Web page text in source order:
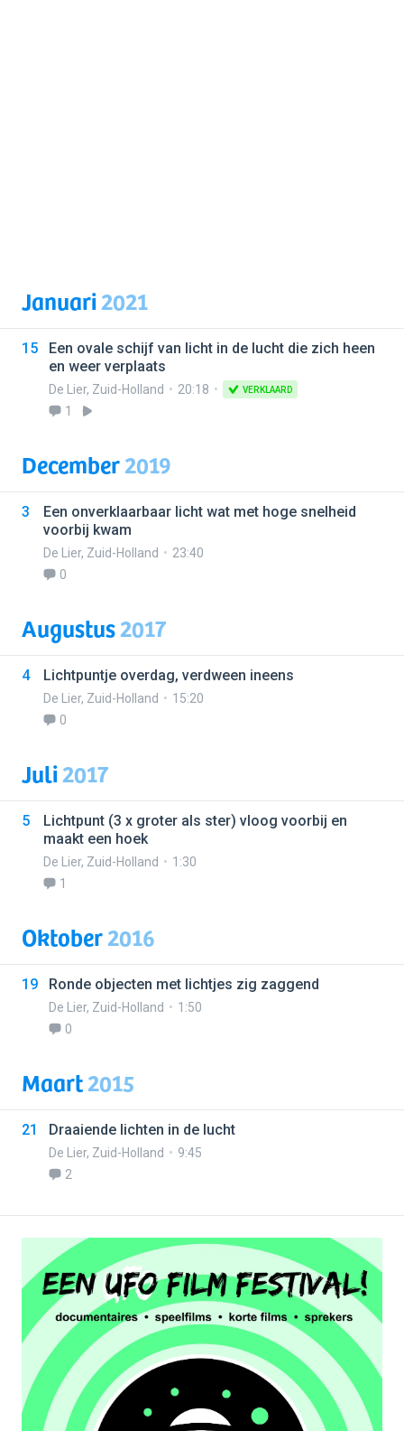
Januari2021
15
Een ovale schijf van licht in de lucht die zich heen
en weer verplaats
De Lier, Zuid-Holland 20:18 VERKLAARD
1
December2019
3
Een onverklaarbaar licht wat met hoge snelheid
voorbij kwam
De Lier, Zuid-Holland
23:40
0
Augustus2017
4 Lichtpuntje overdag, verdween ineens
De Lier, Zuid-Holland
15:20
0
Juli2017
5
Lichtpunt (3 x groter als ster) vloog voorbij en
maakt een hoek
De Lier, Zuid-Holland
1:30
1
Oktober2016
19 Ronde objecten met lichtjes zig zaggend
De Lier, Zuid-Holland
1:50
0
Maart2015
21 Draaiende lichten in de lucht
De Lier, Zuid-Holland
9:45
2